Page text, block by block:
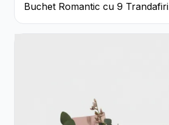
Buchet Romantic cu 9 Trandafiri
Roșii